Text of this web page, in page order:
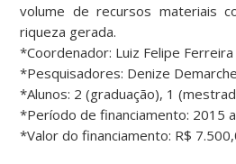
volume de recursos materiais
riqueza gerada.
*Coordenador: Luiz Felipe Ferreira
*Pesquisadores: Denize
*Alunos: 2 (graduação), 1
*Período de financiamento: 2015
*Valor do financiamento: R$